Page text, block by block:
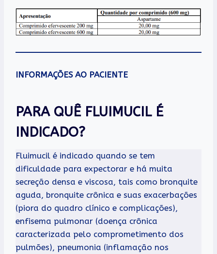
INFORMAÇÕES AO PACIENTE
PARA QUÊ FLUIMUCIL É
INDICADO?
Fluimucil é indicado quando se tem
dificuldade para expectorar e há muita
secreção densa e viscosa, tais como bronquite
aguda, bronquite crônica e suas exacerbações
(piora do quadro clínico e complicações),
enfisema pulmonar (doença crônica
caracterizada pelo comprometimento dos
pulmões), pneumonia (inflamação nos